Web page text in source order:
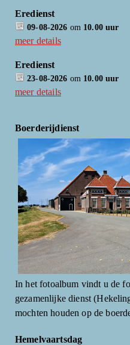
Eredienst
09-08-2026 om 10.00 uur
meer details
Eredienst
23-08-2026 om 10.00 uur
meer details
Boerderijdienst
In het fotoalbum vindt u de
gezamenlijke dienst
mochten houden op de
Hemelvaartsdag